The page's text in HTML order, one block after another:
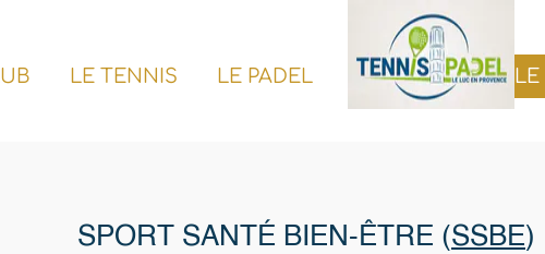
LE PADEL .............. ............. LE SPORT SANTE
BIEN-ÊTRE (SSBE)